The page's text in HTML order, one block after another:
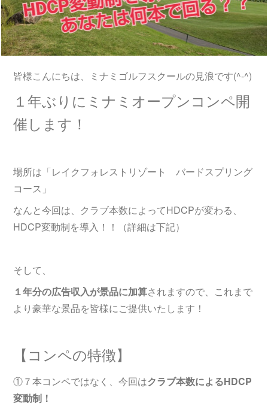
皆様こんにちは、ミナミゴルフスクールの見浪です(^-^)
１年ぶりにミナミオープンコンペ開
催します！
場所は「レイクフォレストリゾート バードスプリング
コース」
なんと今回は、クラブ本数によってHDCPが変わる、
HDCP変動制を導入！！（詳細は下記）
そして、
１年分の広告収入が景品に加算されますので、これまで
より豪華な景品を皆様にご提供いたします！
【コンペの特徴】
①７本コンペではなく、今回はクラブ本数によるHDCP
変動制！